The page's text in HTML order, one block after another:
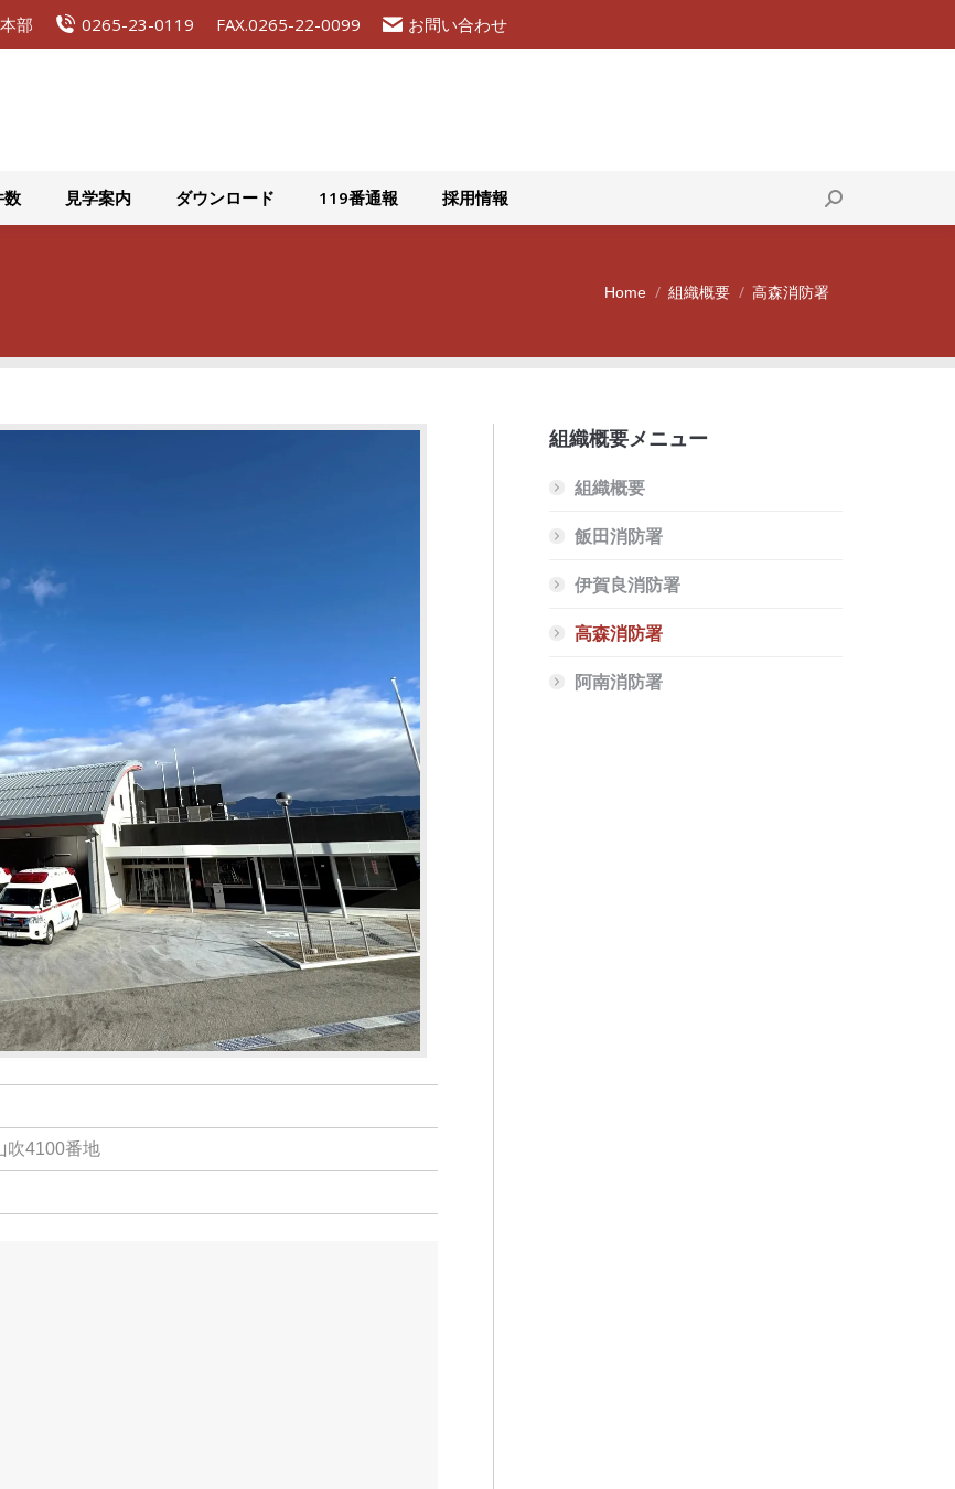
部 0265-23-0119 FAX.0265-22-0099 お問い合わせ
数 見学案内 ダウンロード 119番通報 採用情報 Search:
You are here:
Home 組織概要 高森消防署
吹4100番地
組織概要メニュー
組織概要
飯田消防署
伊賀良消防署
高森消防署
阿南消防署
要 災害出動件数 見学案内 ダウンロード 119番通報